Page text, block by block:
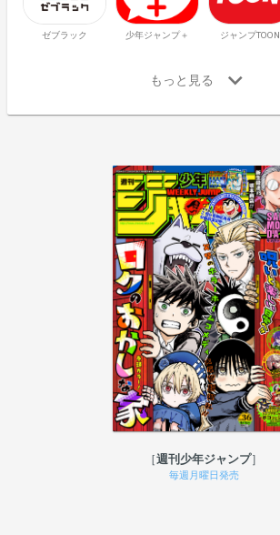
ゼブラック 少年ジャンプ＋ ジャンプTOON
週刊少年ジャンプ
毎週月曜日発売